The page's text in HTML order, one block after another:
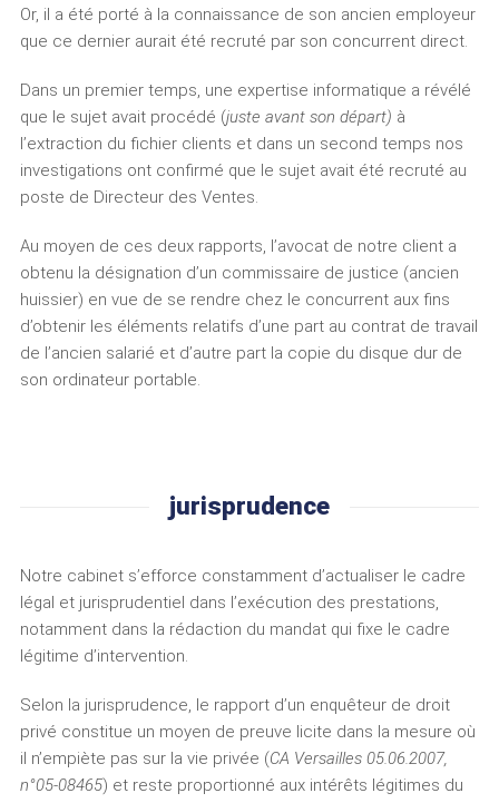
Or, il a été porté à la connaissance de son ancien employeur
que ce dernier aurait été recruté par son concurrent direct.
Dans un premier temps, une expertise informatique a révélé
que le sujet avait procédé (juste avant son départ) à
l’extraction du fichier clients et dans un second temps nos
investigations ont confirmé que le sujet avait été recruté au
poste de Directeur des Ventes.
Au moyen de ces deux rapports, l’avocat de notre client a
obtenu la désignation d’un commissaire de justice (ancien
huissier) en vue de se rendre chez le concurrent aux fins
d’obtenir les éléments relatifs d’une part au contrat de travail
de l’ancien salarié et d’autre part la copie du disque dur de
son ordinateur portable.
jurisprudence
Notre cabinet s’efforce constamment d’actualiser le cadre
légal et jurisprudentiel dans l’exécution des prestations,
notamment dans la rédaction du mandat qui fixe le cadre
légitime d’intervention.
Selon la jurisprudence, le rapport d’un enquêteur de droit
privé constitue un moyen de preuve licite dans la mesure où
il n’empiète pas sur la vie privée (CA Versailles 05.06.2007,
n°05-08465) et reste proportionné aux intérêts légitimes du